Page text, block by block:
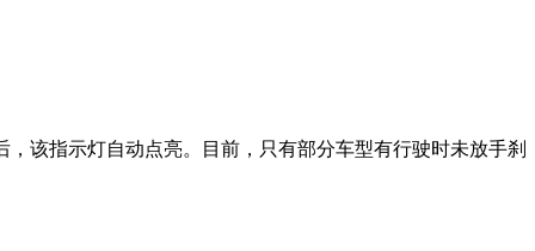
该指示灯自动点亮。目前，只有部分车型有行驶时未放手刹